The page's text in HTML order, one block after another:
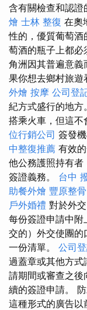
含有關檢查和認證
燴 士林 整復 在奧
性的，優質葡萄
萄酒的瓶子上都
角洲因其普遍意
果你想去鄉村旅遊
外燴 按摩 公司登
紀方式盛行的地方
搭乘火車，但這不
位行銷公司 簽發
中整復推薦 有效
他公務護照持有
簽證義務。 台中
助餐外燴 豐原整骨
戶外婚禮 對於外
每份簽證申請中附
交的）外交使團
一份清單。 公司
過蓋章或其他方式
請期間或審查之後
續的簽證申請。
這種形式的廣告